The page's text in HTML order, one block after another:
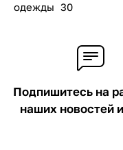
одежды 30
Подпишитесь на
наших новостей